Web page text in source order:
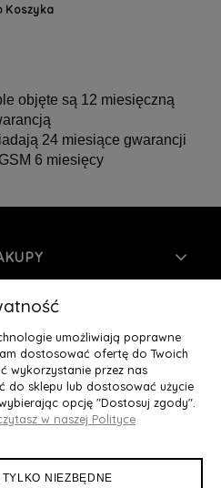
Koszyka
objęte są 12 miesięczną
24 miesiące gwarancji
6 miesięcy
KONTO
NAS
umożliwiają poprawne
dostosować ofertę do Twoich
wykorzystanie przez nas
do sklepu lub dostosować użycie
opcję "Dostosuj zgody".
w naszej Polityce
NIEZBĘDNE